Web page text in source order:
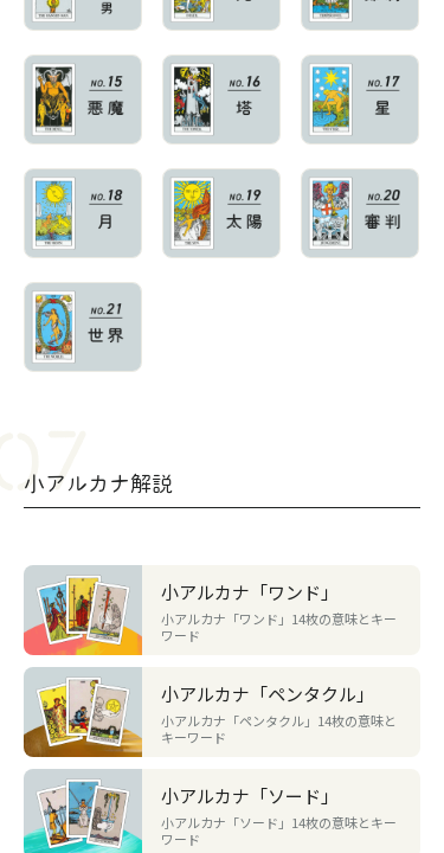
小アルカナ解説
小アルカナ「ワンド」
小アルカナ「ワンド」14枚の意味とキー
ワード
小アルカナ「ペンタクル」
小アルカナ「ペンタクル」14枚の意味と
キーワード
小アルカナ「ソード」
小アルカナ「ソード」14枚の意味とキー
ワード